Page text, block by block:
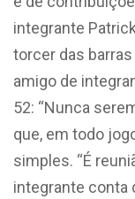
integrante
torcer das
amigo de
52: “Nunca
que, em todo
simples. “É
integrante conta